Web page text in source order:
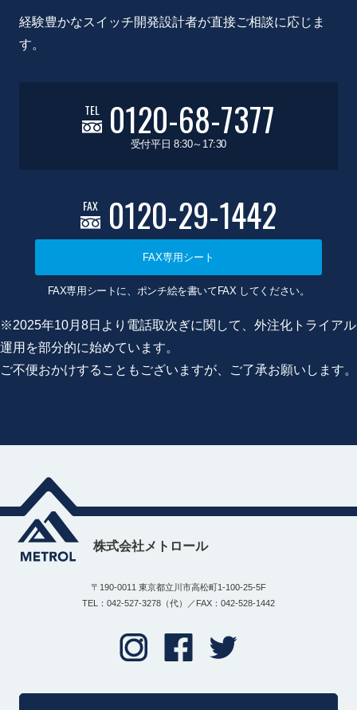
経験豊かなスイッチ開発設計者が直接ご相談に応じま
す。
TEL 0120-68-7377
受付平日 8:30～17:30
FAX 0120-29-1442
FAX専用シート
FAX専用シートに、ポンチ絵を書いてFAX してください。
※2025年10月8日より電話取次ぎに関して、外注化トライアル
運用を部分的に始めています。
ご不便おかけすることもございますが、ご了承お願いします。
株式会社メトロール
〒190-0011 東京都立川市高松町1-100-25-5F
TEL：042-527-3278（代）／FAX：042-528-1442